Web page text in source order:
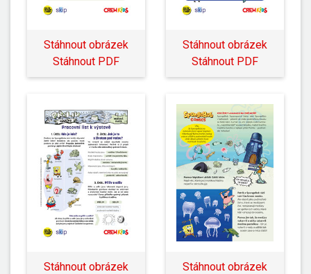
Stáhnout obrázek
Stáhnout PDF
Stáhnout obrázek
Stáhnout PDF
Stáhnout obrázek
Stáhnout obrázek